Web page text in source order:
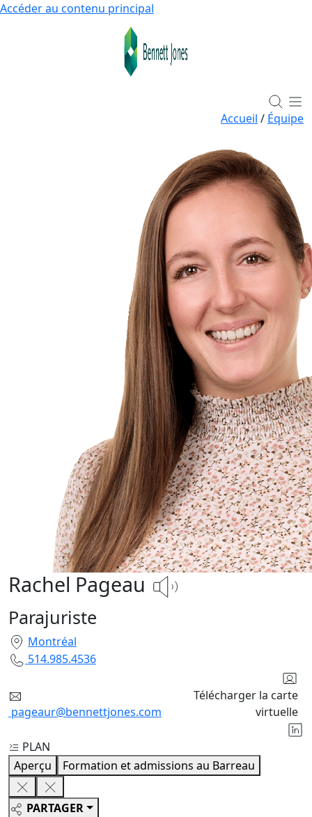
Accéder au contenu principal
Rachel Pageau
Parajuriste
Montréal
514.985.4536
pageaur@bennettjones.com
Télécharger la carte
virtuelle
Accueil / Équipe
PLAN
Aperçu
Formation et admissions au Barreau
PARTAGER